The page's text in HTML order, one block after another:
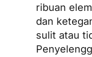
ribuan
dan
sulit atau